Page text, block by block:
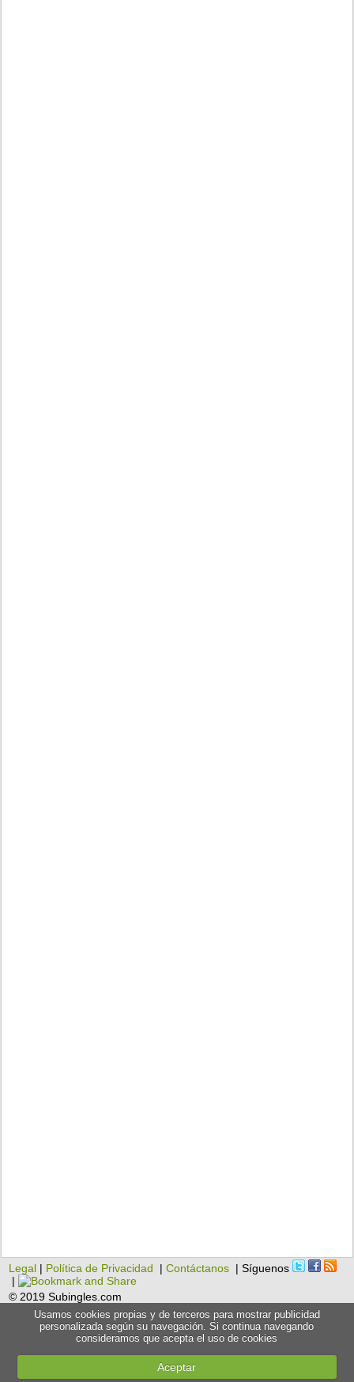
Legal | Política de Privacidad |Contáctanos | Síguenos
|
© 2019 Subingles.com
Usamos cookies propias y de terceros para mostrar publicidad
personalizada según su navegación. Si continua navegando
consideramos que acepta el uso de cookies
Aceptar